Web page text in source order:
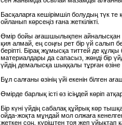
Басқаларға кешірімшіл болудың түк те
ойланып көрсеңіз ғана жеткілікті.
Өмір бойы ағашшылықпен
қия алмай, ең соңғы рет бір үй салып
беріпті. Бірақ жұмысқа титтей де
материалдары да сапасыз, жөнді бір
үйдің демалысқа шыққалы тұрған өзіне
Бұл салғаны өзінің үйі екенін білген
Өмірде барлық істі өз ісіңдей көріп
Бір күні үйдің сабалақ құйрық көр
ойда-жоқта мұндай мол олжаға
жеткен соң, күріштен тоя жеп ұйықтап